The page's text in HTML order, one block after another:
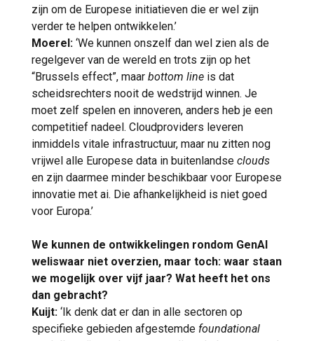
zijn om de Europese initiatieven die er wel zijn
verder te helpen ontwikkelen.’
Moerel: ‘We kunnen onszelf dan wel zien als de
regelgever van de wereld en trots zijn op het
“Brussels effect”, maar bottom line is dat
scheidsrechters nooit de wedstrijd winnen. Je
moet zelf spelen en innoveren, anders heb je een
competitief nadeel. Cloudproviders leveren
inmiddels vitale infrastructuur, maar nu zitten nog
vrijwel alle Europese data in buitenlandse clouds
en zijn daarmee minder beschikbaar voor Europese
innovatie met ai. Die afhankelijkheid is niet goed
voor Europa.’
We kunnen de ontwikkelingen rondom GenAI
weliswaar niet overzien, maar toch: waar staan
we mogelijk over vijf jaar? Wat heeft het ons
dan gebracht?
Kuijt: ‘Ik denk dat er dan in alle sectoren op
specifieke gebieden afgestemde foundational